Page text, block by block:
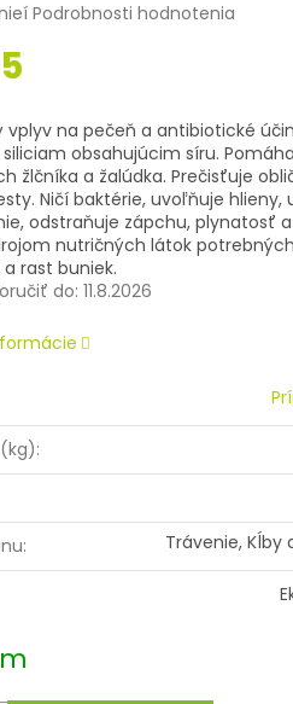
Podrobnosti hodnotenia
do: 11.8.2026
vplyv na pečeň a antibiotické
obsahujúcim síru.
žlčníka a žalúdka. Prečisťuje
Ničí baktérie, uvoľňuje hlieny,
odstraňuje zápchu, plynatosť
nutričných látok
rast buniek.
:
: Trávenie, Kĺby